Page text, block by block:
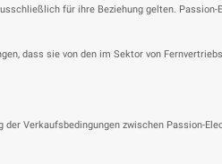
für ihre Beziehung gelten.
dass sie von den im Sektor von
Verkaufsbedingungen zwischen Passion-